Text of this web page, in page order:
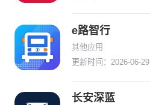
e路智行
其他应用
更新时间：2026-06-29
长安深蓝